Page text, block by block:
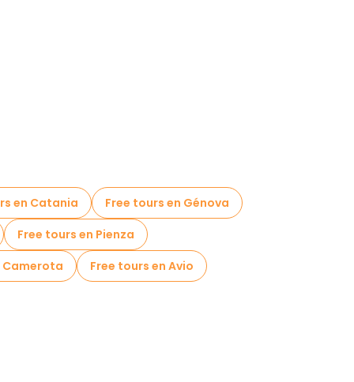
en Catania
Free tours en Génova
Free tours en Pienza
Camerota Free tours en Avio